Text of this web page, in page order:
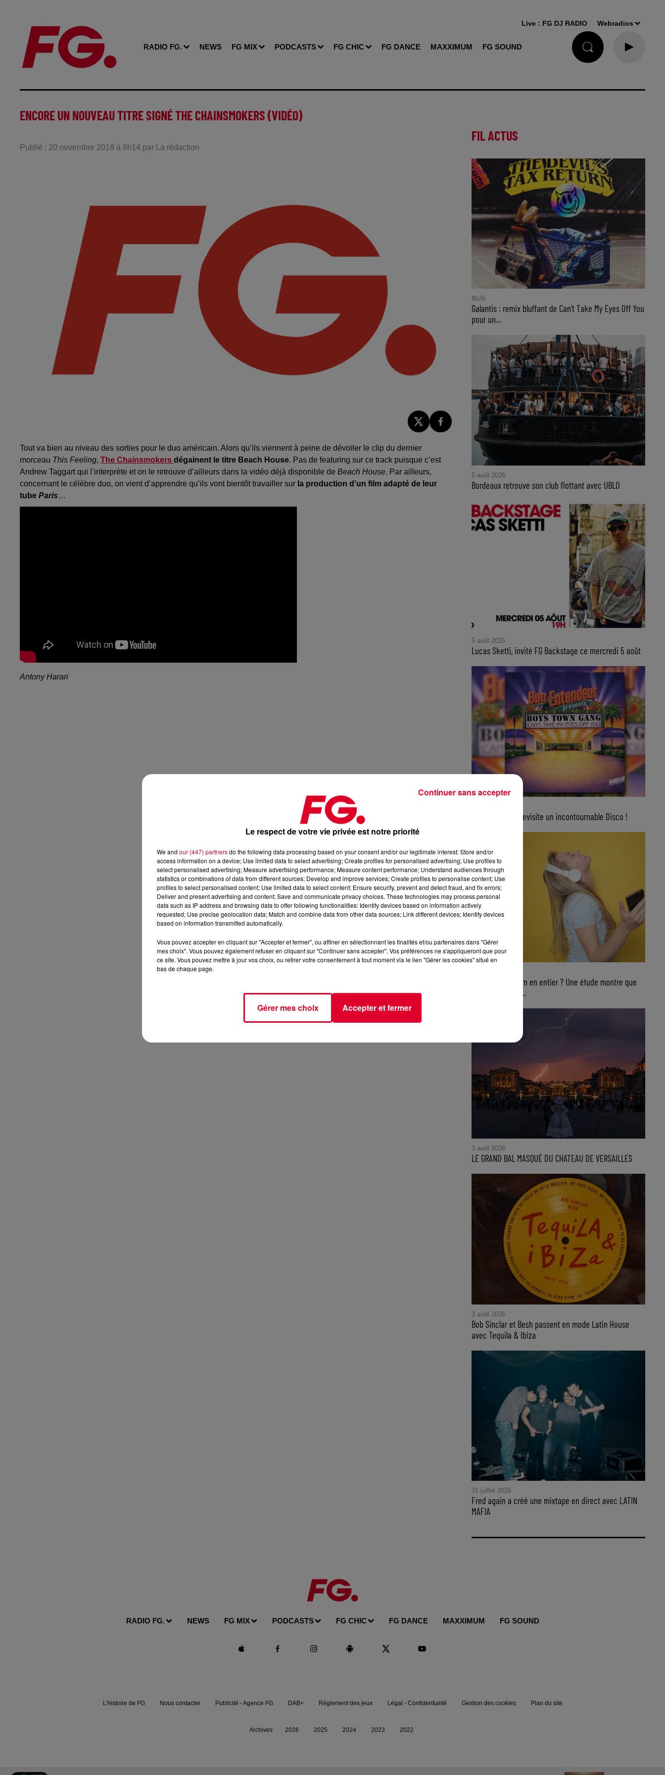
RADIO FG. NEWS FG MIX PODCASTS FG CHIC FG DANCE MAXXIMUM FG SOUND
Live : FG DJ RADIO Webradios
ENCORE UN NOUVEAU TITRE SIGNÉ THE CHAINSMOKERS (VIDÉO)
Publié : 20 novembre 2018 à 8h14 par La rédaction
Tout va bien au niveau des sorties pour le duo américain. Alors qu’ils viennent à peine de dévoiler le clip du dernier
morceau This Feeling, The Chainsmokers dégainent le titre Beach House. Pas de featuring sur ce track puisque c’est
Andrew Taggart qui l’interprète et on le retrouve d’ailleurs dans la vidéo déjà disponible de Beach House. Par ailleurs,
concernant le célèbre duo, on vient d’apprendre qu’ils vont bientôt travailler sur la production d’un film adapté de leur
tube Paris…
Antony Harari
FIL ACTUS
8h26
Galantis : remix bluffant de Can’t Take My Eyes Off You
pour un...
5 août 2026
Bordeaux retrouve son club flottant avec UBLO
5 août 2026
Lucas Sketti, invité FG Backstage ce mercredi 5 août
Bon Entendeur revisite un incontournable Disco !
Ecouter un album en entier ? Une étude montre que
ce n’est plus du...
3 août 2026
LE GRAND BAL MASQUÉ DU CHATEAU DE VERSAILLES
3 août 2026
Bob Sinclar et Besh passent en mode Latin House
avec Tequila & Ibiza
31 juillet 2026
Fred again a créé une mixtape en direct avec LATIN
MAFIA
RADIO FG. NEWS FG MIX PODCASTS FG CHIC FG DANCE MAXXIMUM FG SOUND
L'histoire de FG Nous contacter Publicité - Agence FG DAB+ Règlement des jeux Légal - Confidentialité Gestion des cookies Plan du site
Archives 2026 2025 2024 2023 2022
Le respect de votre vie privée est notre priorité
We and our (447) partnersdo the following data processing based on your consent and/or our legitimate interest: Store and/or
access information on a device; Use limited data to select advertising; Create profiles for personalised advertising; Use profiles to
select personalised advertising; Measure advertising performance; Measure content performance; Understand audiences through
statistics or combinations of data from different sources; Develop and improve services; Create profiles to personalise content; Use
profiles to select personalised content; Use limited data to select content; Ensure security, prevent and detect fraud, and fix errors;
Deliver and present advertising and content; Save and communicate privacy choices. These technologies may process personal
data such as IP address and browsing data to offer following functionalities: Identify devices based on information actively
requested; Use precise geolocation data; Match and combine data from other data sources; Link different devices; Identify devices
based on information transmitted automatically.
Vous pouvez accepter en cliquant sur "Accepter et fermer", ou affiner en sélectionnant les finalités et/ou partenaires dans "Gérer
mes choix". Vous pouvez également refuser en cliquant sur "Continuer sans accepter". Vos préférences ne s'appliqueront que pour
ce site. Vous pouvez mettre à jour vos choix, ou retirer votre consentement à tout moment via le lien "Gérer les cookies" situé en
bas de chaque page.
Gérer mes choix Accepter et fermer
Continuer sans accepter